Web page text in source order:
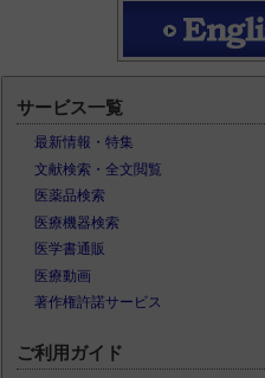
サービス一覧
最新情報・特集
文献検索・全文閲覧
医薬品検索
医療機器検索
医学書通販
医療動画
著作権許諾サービス
ご利用ガイド